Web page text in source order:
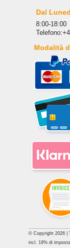
Dal
8:00-18:00
Modalità
© Copyright 2026 |
incl. 19% di